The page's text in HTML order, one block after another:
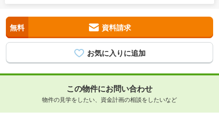
無料 資料請求
この物件にお問い合わせ
物件の見学をしたい、資金計画の相談をしたいなど